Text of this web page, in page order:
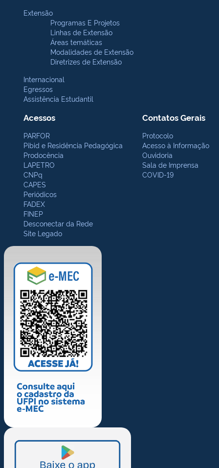
Extensão
Programas E Projetos
Linhas de Extensão
Áreas temáticas
Modalidades de Extensão
Diretrizes de Extensão
Internacional
Egressos
Assistência Estudantil
Acessos
PARFOR
Pibid e Residência Pedagógica
Prodocência
LAPETRO
CNPq
CAPES
Periódicos
FADEX
FINEP
Desconectar da Rede
Site Legado
Contatos Gerais
Protocolo
Acesso à Informação
Ouvidoria
Sala de Imprensa
COVID-19